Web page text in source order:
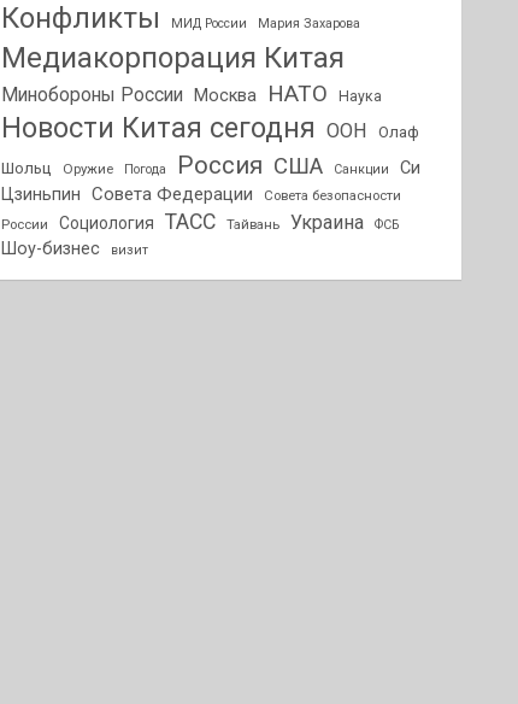
Конфликты
МИД России Мария Захарова
Медиакорпорация Китая
Минобороны России Москва НАТО Наука
Новости Китая сегодня ООН
Олаф
Шольц
Оружие Погода Россия США Санкции
Си
Цзиньпин
Совета Федерации
Совета безопасности
России
Социология ТАСС Тайвань Украина ФСБ
Шоу-бизнес визит